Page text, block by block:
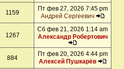
1159
Пт фев 27, 2026 7:45 pm
Андрей Сергеевич
1267
Сб фев 21, 2026 1:14 am
Александр Робертович
884
Пт фев 20, 2026 4:44 pm
Алексей Пушкарёв